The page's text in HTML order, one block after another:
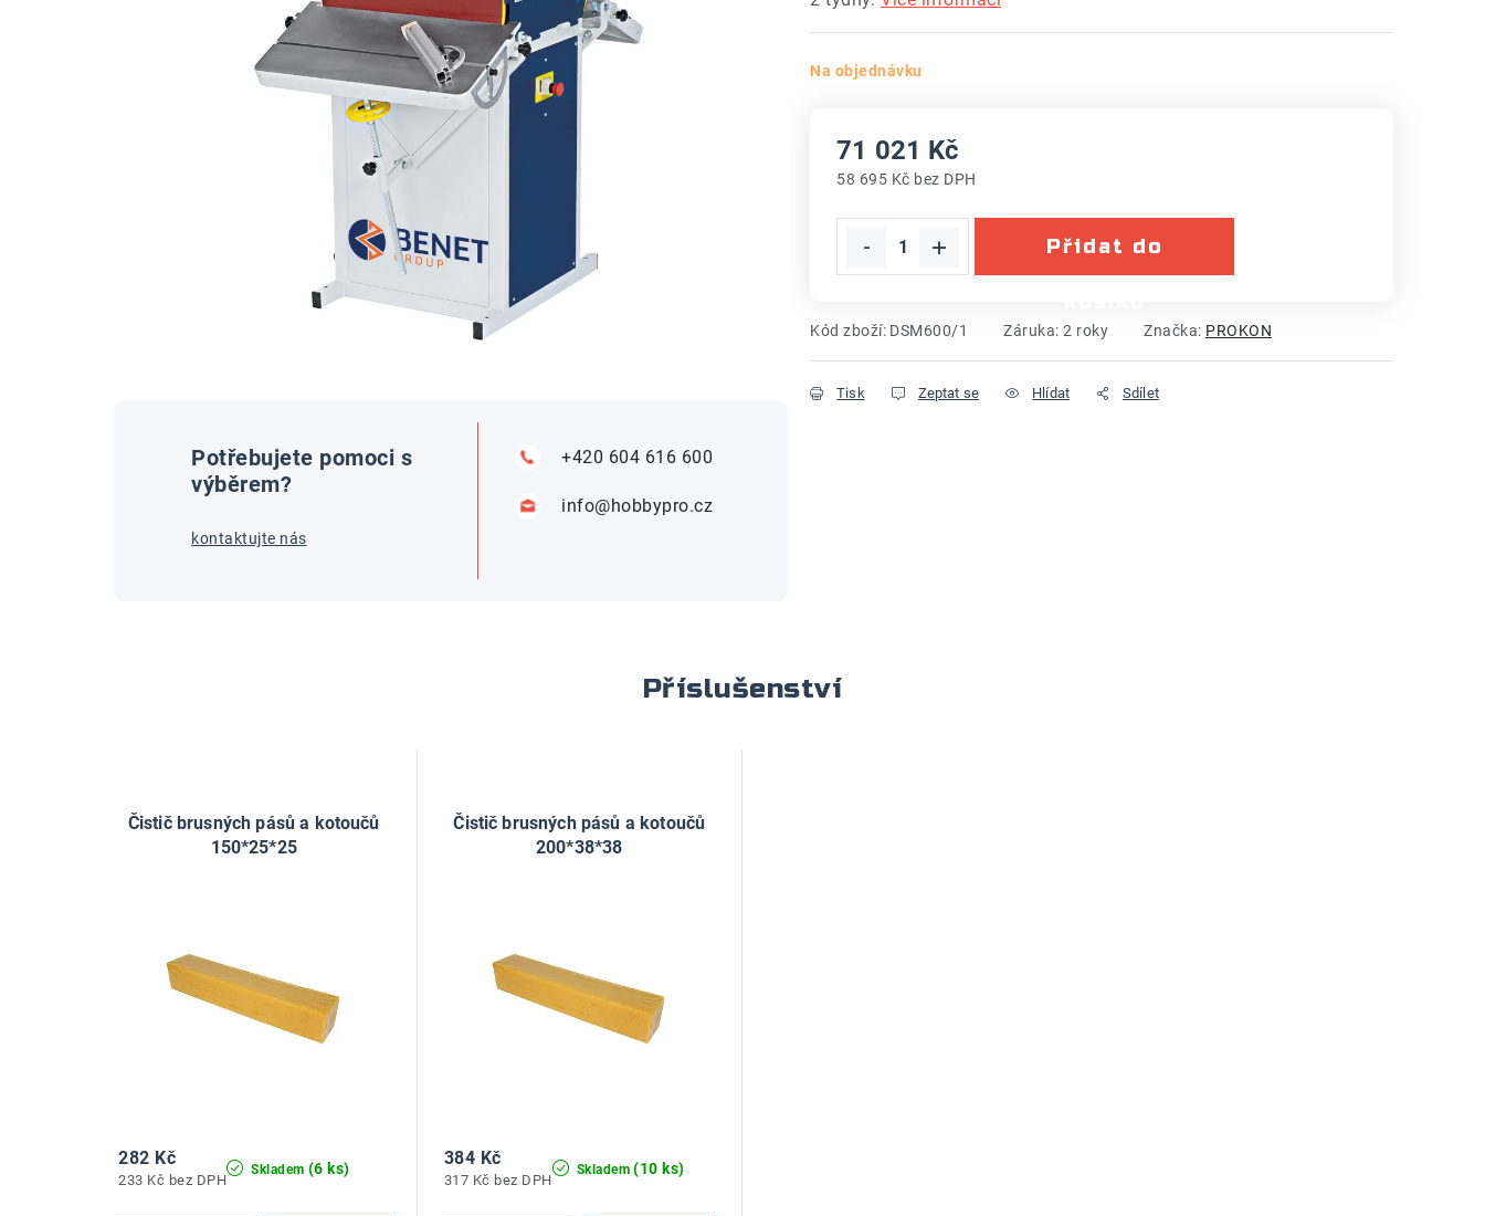
Na objednávku
71 021 Kč
58 695 Kč bez DPH
Přidat do
Kód zboží: DSM600/1 Záruka: 2 roky Značka: PROKON
Tisk Zeptat se Hlídat Sdílet
Potřebujete pomoci s
výběrem?
kontaktujte nás
+420 604 616 600
info@hobbypro.cz
Příslušenství
Čistič brusných pásů a kotoučů
150*25*25
Skladem (6 ks)
233 Kč bez DPH
282 Kč
Čistič brusných pásů a kotoučů
200*38*38
Skladem (10 ks)
317 Kč bez DPH
384 Kč